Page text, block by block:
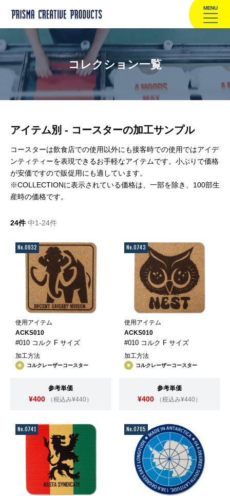
MENU
コレクション一覧
アイテム別 - コースターの加工サンプル
コースターは飲食店での使用以外にも接客時での使用ではアイデ
ンティティーを表現できるお手軽なアイテムです。小ぶりで価格
が安価ですので販促用にも適しています。
※COLLECTIONに表示されている価格は、一部を除き、100部生
産時の価格です。
24件 中1-24件
No.0932
使用アイテム
ACKS010
#010 コルク F サイズ
加工方法
コルクレーザーコースター
参考単価
¥400 （税込み¥440）
No.0743
使用アイテム
ACKS010
#010 コルク F サイズ
加工方法
コルクレーザーコースター
参考単価
¥400 （税込み¥440）
No.0741 No.0705